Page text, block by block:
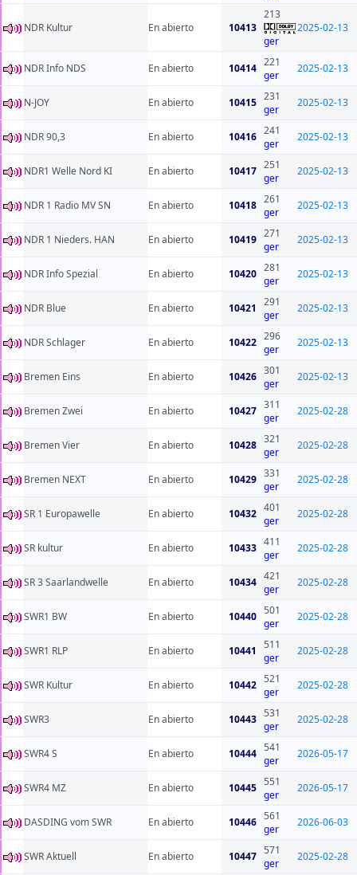
NDR Kultur En abierto 10413
213
ger
2025-02-13
NDR Info NDS En abierto 10414 221
ger
2025-02-13
N-JOY En abierto 10415 231
ger
2025-02-13
NDR 90,3 En abierto 10416 241
ger
2025-02-13
NDR1 Welle Nord KI En abierto 10417 251
ger
2025-02-13
NDR 1 Radio MV SN En abierto 10418 261
ger
2025-02-13
NDR 1 Nieders. HAN En abierto 10419 271
ger
2025-02-13
NDR Info Spezial En abierto 10420 281
ger
2025-02-13
NDR Blue En abierto 10421
291
ger
2025-02-13
NDR Schlager En abierto 10422 296
ger
2025-02-13
Bremen Eins En abierto 10426 301
ger
2025-02-13
Bremen Zwei En abierto 10427 311
ger
2025-02-28
Bremen Vier En abierto 10428 321
ger
2025-02-28
Bremen NEXT En abierto 10429 331
ger
2025-02-28
SR 1 Europawelle En abierto 10432 401
ger
2025-02-28
SR kultur En abierto 10433 411
ger
2025-02-28
SR 3 Saarlandwelle En abierto 10434 421
ger
2025-02-28
SWR1 BW En abierto 10440 501
ger
2025-02-28
SWR1 RLP En abierto 10441
511
ger
2025-02-28
SWR Kultur En abierto 10442 521
ger
2025-02-28
SWR3 En abierto 10443 531
ger
2025-02-28
SWR4 S En abierto 10444 541
ger
2026-05-17
SWR4 MZ En abierto 10445 551
ger
2026-05-17
DASDING vom SWR En abierto 10446 561
ger
2026-06-03
SWR Aktuell En abierto 10447 571
ger
2025-02-28